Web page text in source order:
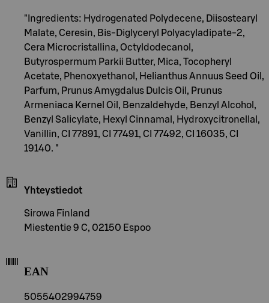
"Ingredients: Hydrogenated Polydecene, Diisostearyl
Malate, Ceresin, Bis-Diglyceryl Polyacyladipate-2,
Cera Microcristallina, Octyldodecanol,
Butyrospermum Parkii Butter, Mica, Tocopheryl
Acetate, Phenoxyethanol, Helianthus Annuus Seed Oil,
Parfum, Prunus Amygdalus Dulcis Oil, Prunus
Armeniaca Kernel Oil, Benzaldehyde, Benzyl Alcohol,
Benzyl Salicylate, Hexyl Cinnamal, Hydroxycitronellal,
Vanillin, CI 77891, CI 77491, CI 77492, CI 16035, CI
19140. "
Yhteystiedot
Sirowa Finland
Miestentie 9 C, 02150 Espoo
EAN
5055402994759